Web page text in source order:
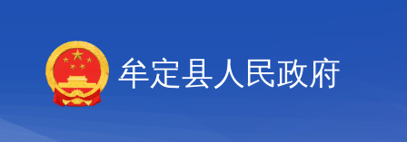
牟定县人民政府